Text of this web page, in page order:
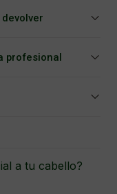
profesional
a tu cabello?